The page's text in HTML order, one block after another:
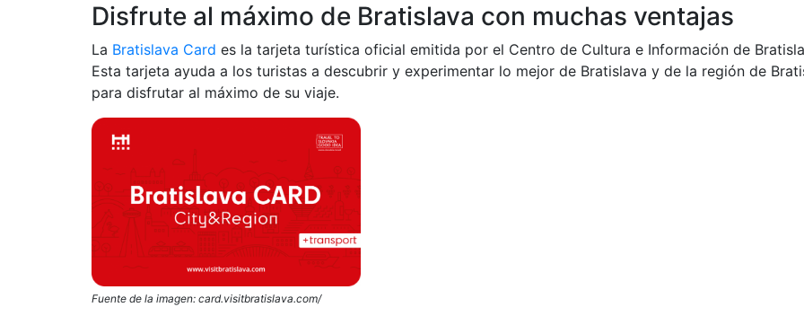
Disfrute al máximo de Bratislava con muchas ventajas
La Bratislava Card es la tarjeta turística oficial emitida por el Centro de Cultura e Información de
Esta tarjeta ayuda a los turistas a descubrir y experimentar lo mejor de Bratislava y de la región de
para disfrutar al máximo de su viaje.
Fuente de la imagen: card.visitbratislava.com/